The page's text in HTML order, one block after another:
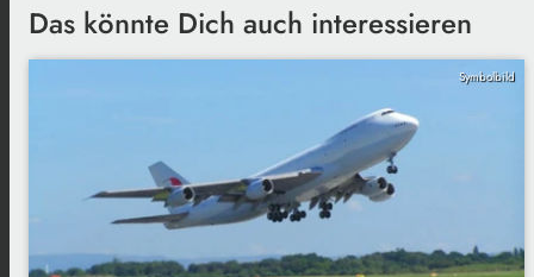
Das könnte Dich auch interessieren
Symbolbild